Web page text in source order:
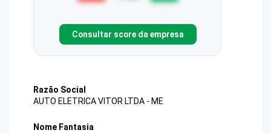
Consultar score da empresa
Razão Social
AUTO ELETRICA VITOR LTDA - ME
Nome Fantasia